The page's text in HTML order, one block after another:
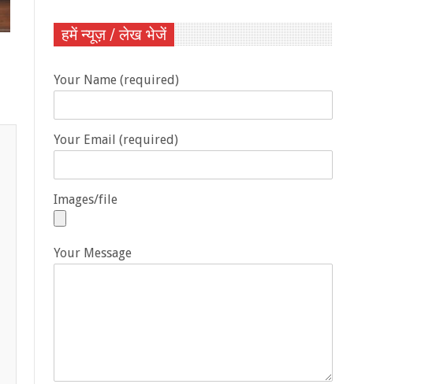
हमें न्यूज़ / लेख भेजें
Your Name (required)
Your Email (required)
Images/file
Your Message